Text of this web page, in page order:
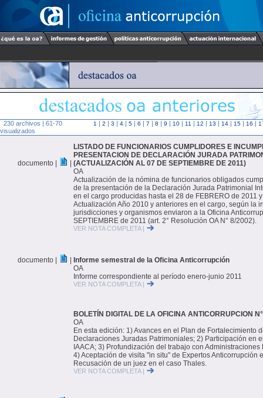
230 archivos | 61-70
visualizados
1 | 2 | 3 | 4 | 5 | 6 | 7 | 8 | 9 | 10 | 11 | 12 | 13 | 14 | 15 | 16 |
documento |
LISTADO DE FUNCIONARIOS CUMPLIDORES E
PRESENTACION DE DECLARACIÓN JURADA
(ACTUALIZACIÓN AL 07 DE SEPTIEMBRE DE 2011)
OA
Actualización de la nómina de funcionarios obligados
de la presentación de la Declaración Jurada Patrimonial
en el cargo producidas hasta el 28 de FEBRERO de 2011
Actualización Año 2010 y anteriores en el cargo, según la
jurisdicciones y organismos enviaron a la Oficina
SEPTIEMBRE de 2011 (art. 2° Resolución OA N° 8/2002).
VER NOTA COMPLETA |
documento |
Informe semestral de la Oficina Anticorrupción
OA
Informe correspondiente al período enero-junio 2011
VER NOTA COMPLETA |
BOLETÍN DIGITAL DE LA OFICINA ANTICORRUPCION
OA
En esta edición: 1) Avances en el Plan de Fortalecimiento
Declaraciones Juradas Patrimoniales; 2) Participación en
IAACA; 3) Profundización del trabajo con
4) Aceptación de visita "in situ" de Expertos Anticorrupción
Recusación de un juez en el caso Thales.
VER NOTA COMPLETA |